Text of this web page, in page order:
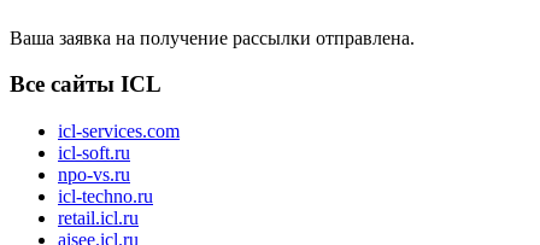
Ваша заявка на получение рассылки отправлена.
Все сайты ICL
icl-services.com
icl-soft.ru
npo-vs.ru
icl-techno.ru
retail.icl.ru
aisee.icl.ru